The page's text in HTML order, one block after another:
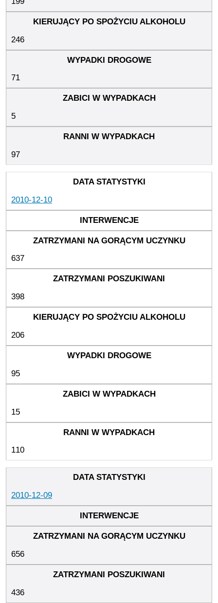
246
71
5
97
2010-12-10
637
398
206
95
15
110
2010-12-09
656
436